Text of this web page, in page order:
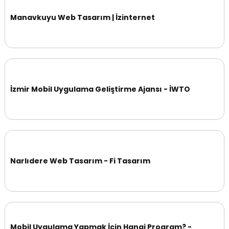
Manavkuyu Web Tasarım | İzinternet
İzmir Mobil Uygulama Geliştirme Ajansı - İWTO
Narlıdere Web Tasarım - Fi Tasarım
Mobil Uygulama Yapmak İçin Hangi Program? -